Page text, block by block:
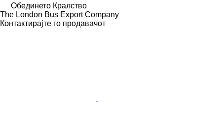
Обединето Кралство
The London Bus Export Company
Контактирајте го продавачот